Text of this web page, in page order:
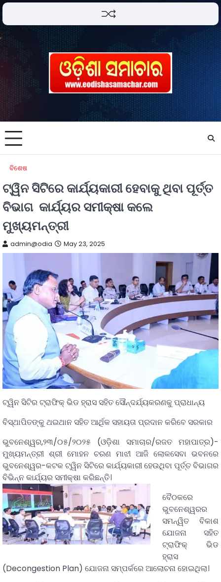
ବିଶେଷ
ଟ୍ୱିନ ସିଟିରେ କାର୍ଯ୍ୟକାରୀ ହେବାକୁ ଥିବା ପୂର୍ତ୍ତ
ବିଭାଗ କାର୍ଯ୍ୟର ସମୀକ୍ଷା କଲେ
ମୁଖ୍ୟମନ୍ତ୍ରୀ
admin@odia May 23, 2025
ଟ୍ୱିନ ସିଟିର ଟ୍ରାଫିକ୍ ଭିଡ ହ୍ରାସ ସହିତ ସୌନ୍ଦର୍ଯ୍ୟକରଣକୁ ପ୍ରାଧାନ୍ୟ
ବିସ୍ଥାପିତଙ୍କୁ ଥଇଥାନ ସହିତ ଆର୍ଥିକ ସହାୟତା ପ୍ରଦାନ କରିବେ ସରକାର
ଭୁବନେଶ୍ୱର,୨୩/୦୫/୨୦୨୫ (ଓଡ଼ିଶା ସମାଚାର/ରଜତ ମହାପାତ୍ର)-
ମୁଖ୍ୟମନ୍ତ୍ରୀ ଶ୍ରୀ ମୋହନ ଚରଣ ମାଝୀ ଆଜି ଲୋକସେବା ଭବନରେ
ଭୁବନେଶ୍ୱର-କଟକ ଟ୍ୱିନ ସିଟିରେ କାର୍ଯ୍ୟକାରୀ ହେଉଥିବା ପୂର୍ତ୍ତ ବିଭାଗର
ବିଭିନ୍ନ କାର୍ଯ୍ୟର ସମୀକ୍ଷା କରିଛନ୍ତି।
ବୈଠକରେ
ଭୁବନେଶ୍ୱରର
ସମନ୍ୱିତ ବିକାଶ
ଯୋଜନା ସହିତ
ଟ୍ରାଫିକ୍ ଭିଡ
ହ୍ରାସ
(Decongestion Plan) ଯୋଜନା ସମ୍ପର୍କରେ ଆଲୋଚନା ହୋଇଥିଲା।